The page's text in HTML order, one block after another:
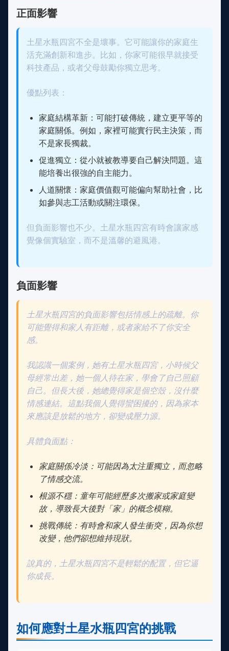
正面影響
土星水瓶四宮不全是壞事。它可能讓你的家庭生
活充滿創新和進步。比如，你家可能很早就接受
科技產品，或者父母鼓勵你獨立思考。
優點列表：
家庭結構革新：可能打破傳統，建立更平等的
家庭關係。例如，家裡可能實行民主決策，而
不是家長獨裁。
促進獨立：從小就被教導要自己解決問題。這
能培養出很強的自主能力。
人道關懷：家庭價值觀可能偏向幫助社會，比
如參與志工活動或關注環保。
但負面影響也不少。土星水瓶四宮有時會讓家感
覺像個實驗室，而不是溫馨的避風港。
負面影響
土星水瓶四宮的負面影響包括情感上的疏離。你
可能覺得和家人有距離，或者家給不了你安全
感。
我認識一個案例，她有土星水瓶四宮，小時候父
母經常出差，她一個人待在家，學會了自己照顧
自己。但長大後，她總覺得家是個空殼，沒什麼
情感連結。這點我個人覺得蠻困擾的，因為家本
來應該是放鬆的地方，卻變成壓力源。
具體負面點：
家庭關係冷淡：可能因為太注重獨立，而忽略
了情感交流。
根源不穩：童年可能經歷多次搬家或家庭變
故，導致長大後對「家」的概念模糊。
挑戰傳統：有時會和家人發生衝突，因為你想
改變，他們卻想維持現狀。
說真的，土星水瓶四宮不是輕鬆的配置，但它逼
你成長。
如何應對土星水瓶四宮的挑戰